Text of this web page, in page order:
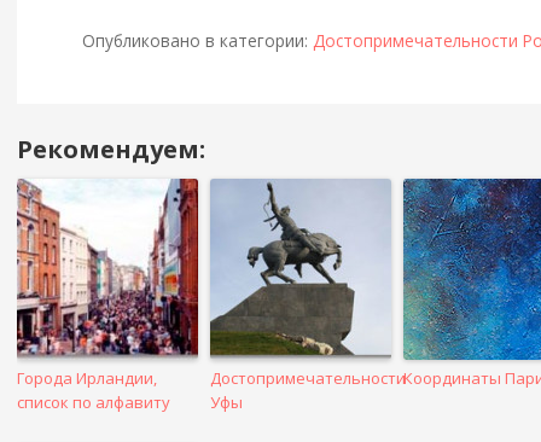
Опубликовано в категории: Достопримечательности
Навигация
в
посте
Рекомендуем:
Города Ирландии,
список по алфавиту
Достопримечательности
Уфы
Координаты